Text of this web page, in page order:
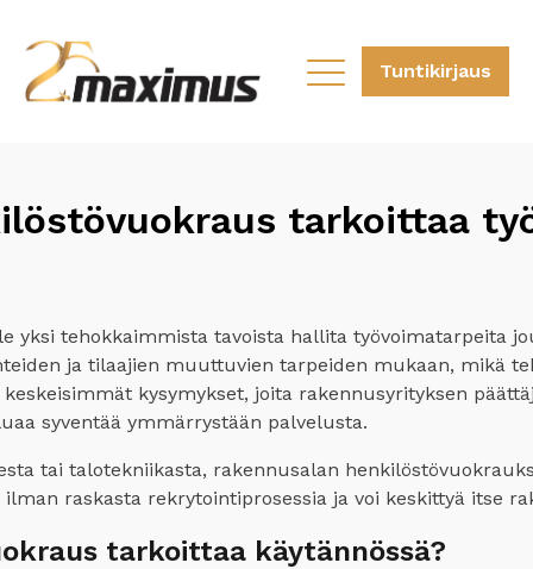
Tuntikirjaus
tarkoittaa
yksi tehokkaimmista tavoista hallita työvoimatarpeita
ja tilaajien muuttuvien tarpeiden mukaan, mikä
kysymykset, joita rakennusyrityksen
syventää ymmärrystään palvelusta.
tai talotekniikasta, rakennusalan
raskasta rekrytointiprosessia ja voi keskittyä itse
tarkoittaa käytännössä?